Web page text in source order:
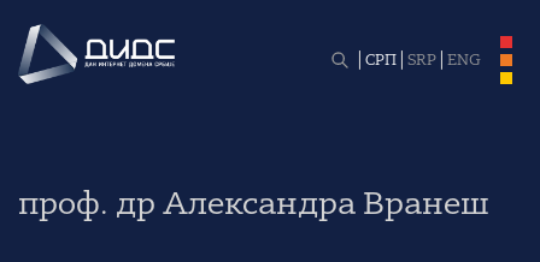
СРП SRP ENG
проф. др Александра Вранеш